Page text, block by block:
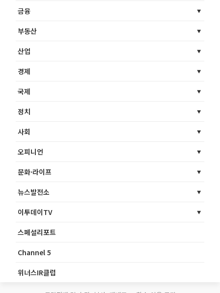
금융
부동산
산업
경제
국제
정치
사회
오피니언
문화·라이프
뉴스발전소
이투데이TV
스페셜리포트
Channel 5
위너스IR클럽